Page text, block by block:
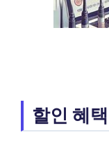
할인 혜택